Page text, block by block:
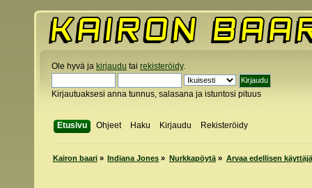
Ole hyvä ja kirjaudu tai rekisteröidy.
Kirjautuaksesi anna tunnus, salasana ja istuntosi pituus
Etusivu Ohjeet Haku Kirjaudu Rekisteröidy
Kairon baari» Indiana Jones » Nurkkapöytä» Arvaa edellisen